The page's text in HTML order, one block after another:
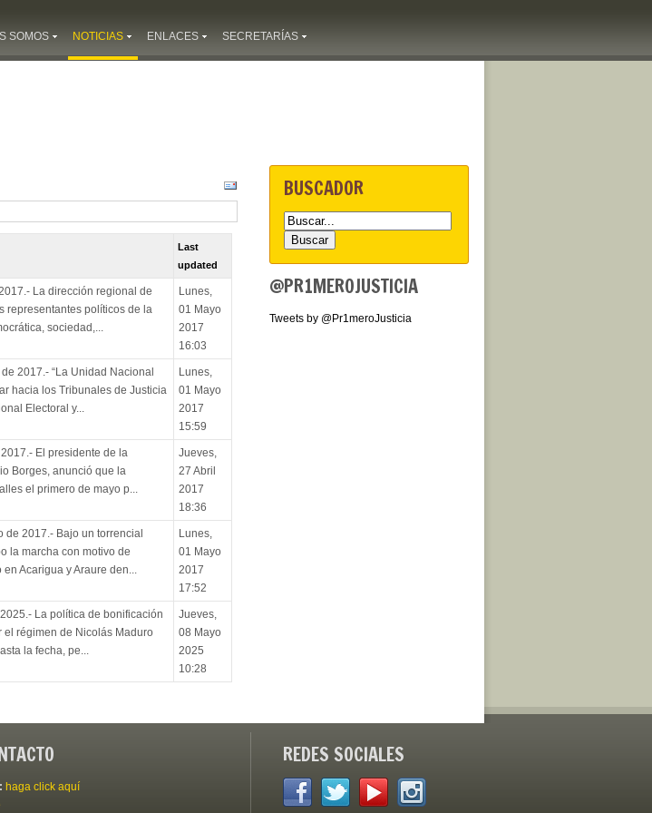
SOMOS NOTICIAS ENLACES SECRETARÍAS
Last
updated
La dirección regional de
representantes políticos de la
sociedad,...
Lunes,
01 Mayo
2017
16:03
2017.- “La Unidad Nacional
hacia los Tribunales de Justicia
Electoral y...
Lunes,
01 Mayo
2017
15:59
El presidente de la
Borges, anunció que la
el primero de mayo p...
Jueves,
27 Abril
2017
18:36
de 2017.- Bajo un torrencial
la marcha con motivo de
Acarigua y Araure den...
Lunes,
01 Mayo
2017
17:52
La política de bonificación
el régimen de Nicolás Maduro
la fecha, pe...
Jueves,
08 Mayo
2025
10:28
BUSCADOR
@PR1MEROJUSTICIA
Tweets by @Pr1meroJusticia
haga click aquí
REDES SOCIALES